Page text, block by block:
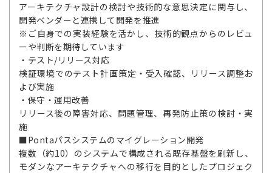
アーキテクチャ設計の検討や技術的な意思決定に関与し、
開発ベンダーと連携して開発を推進
※ご自身での実装経験を活かし、技術的観点からのレビュ
ーや判断を期待しています
・テスト/リリース対応
検証環境でのテスト計画策定・受入確認、リリース調整お
よび実施
・保守・運用改善
リリース後の障害対応、問題管理、再発防止策の検討・実
施
■Pontaパスシステムのマイグレーション開発
複数（約10）のシステムで構成される既存基盤を刷新し、
モダンなアーキテクチャへの移行を目的としたプロジェク